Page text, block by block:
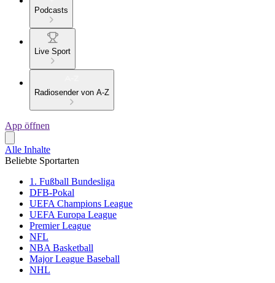
Podcasts
Live Sport
Radiosender von A-Z
App öffnen
Alle Inhalte
Beliebte Sportarten
1. Fußball Bundesliga
DFB-Pokal
UEFA Champions League
UEFA Europa League
Premier League
NFL
NBA Basketball
Major League Baseball
NHL